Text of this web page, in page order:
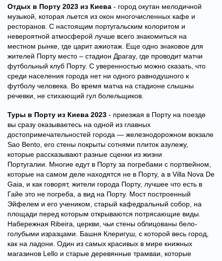
Отдых в Порту 2023 из Киева - город окутан мелодичной
музыкой, которая льется из окон многочисленных кафе и
ресторанов. С настоящим португальским колоритом и
невероятной атмосферой лучше всего знакомиться на
местном рынке, где царит ажиотаж. Еще одно знаковое для
жителей Порту место – стадион Драгау, где проводит матчи
футбольный клуб Порту. С уверенностью можно сказать, что
среди населения города нет ни одного равнодушного к
футболу человека. Во время матча на стадионе слышны
речевки, не стихающий гул болельщиков.
Туры в Порту из Киева 2023 - приезжая в Порту на поезде
вы сразу оказываетесь на одной из главных
достопримечательностей города — железнодорожном вокзале
Sao Bento, его стены покрыты сотнями плиток азулежу,
которые рассказывают разные сценки из жизни
Португалии. Многие едут в Порту за погребами с портвейном,
которые на самом деле находятся не в Порту, а в Villa Nova De
Gaia, и как говорят, жители города Порту, лучшее что есть в
Гайе это не погреба, а вид на Порту. Мост построенный
Эйфелем и его учеником, старый кафедральный собор, на
площади перед которым открываются потрясающие виды.
Набережная Ribeira, церкви, чьи стены облицованы бело-
голубыми изразцами. Башня Клеригуш, с которой весь город,
как на ладони. Один из самых красивых в мире книжных
магазинов Lello и старые деревянные трамваи, которые